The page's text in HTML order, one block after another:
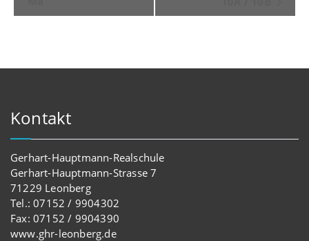
Kontakt
Gerhart-Hauptmann-Realschule
Gerhart-Hauptmann-Strasse 7
71229 Leonberg
Tel.: 07152 / 9904302
Fax: 07152 / 9904390
www.ghr-leonberg.de